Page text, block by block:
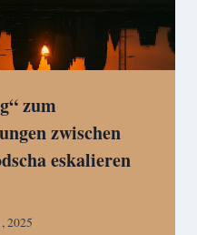
zum
zwischen
eskalieren
2025